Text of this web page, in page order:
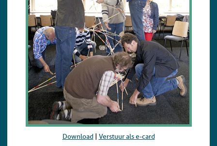
Download| Verstuur als e-card